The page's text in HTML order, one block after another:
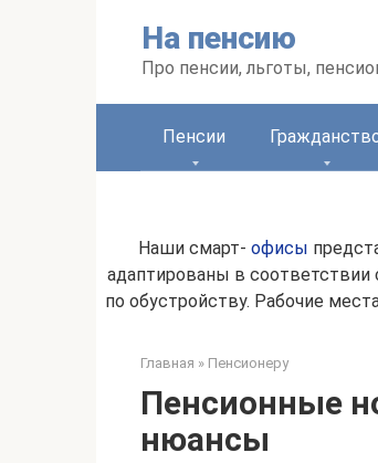
На пенсию
Про пенсии, льготы,
Пенсии
Наши смарт- офисы
адаптированы в
по обустройству. Рабочие
Главная » Пенсионеру
Пенсионные
нюансы